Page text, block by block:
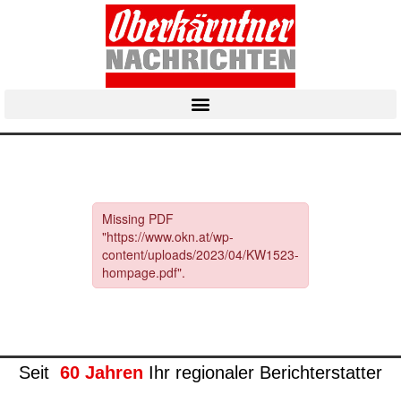
Seit 60 Jahren Ihr regionaler Berichterstatter